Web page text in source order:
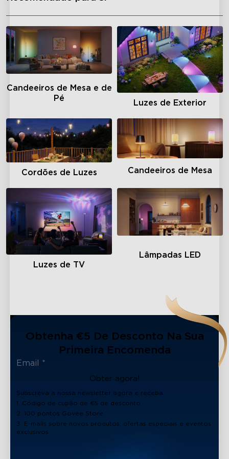
Candeeiros de Mesa e de
Pé
Luzes de Exterior
Cordões de Luzes Candeeiros de Mesa
Luzes de TV
Lâmpadas LED
Obtenha €5 De Desconto Na Sua
Primeira Encomenda
Obter agora!
Subscreva a nossa newsletter agora e receba:
1. Código de cupão de €5 de desconto
2. 100 pontos Govee Store
3. E-mails sobre novos produtos, ofertas especiais e eventos
exclusivos